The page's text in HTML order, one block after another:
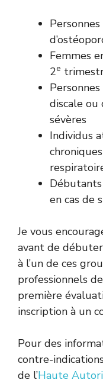
Femmes
2e
discale ou
sévères
Individus
en cas de
Je vous
avant de
à l’un de ces
professionnels
première
inscription à un
Pour des
contre-
de l’Haute